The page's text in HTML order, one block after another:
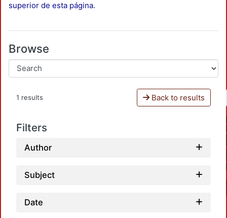
superior de esta página.
Browse
1 results Back to results
Filters
Author
Subject
Date